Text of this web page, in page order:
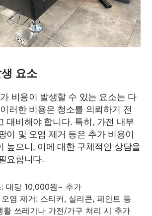
요소
비용이 발생할 수 있는 요소는 다
러한 비용은 청소를 의뢰하기 전
대비해야 합니다. 특히, 가전 내부
이 및 오염 제거 등은 추가 비용이
높으니, 이에 대한 구체적인 상담을
요합니다.
대당 10,000원~ 추가
염 제거: 스티커, 실리콘, 페인트 등
활 쓰레기나 가전/가구 처리 시 추가